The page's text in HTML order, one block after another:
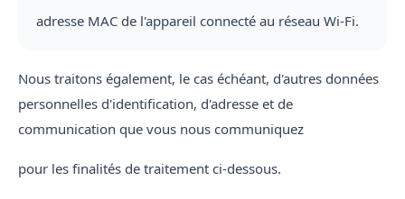
adresse MAC de l'appareil connecté au réseau Wi-Fi.
Nous traitons également, le cas échéant, d'autres données
personnelles d'identification, d'adresse et de
communication que vous nous communiquez
pour les finalités de traitement ci-dessous.